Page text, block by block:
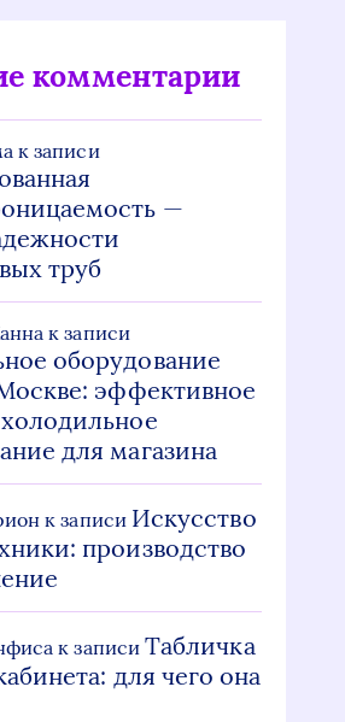
комментарии
к записи
—
труб
к записи
оборудование
эффективное
для магазина
к записи Искусство
производство
к записиТабличка
для чего она